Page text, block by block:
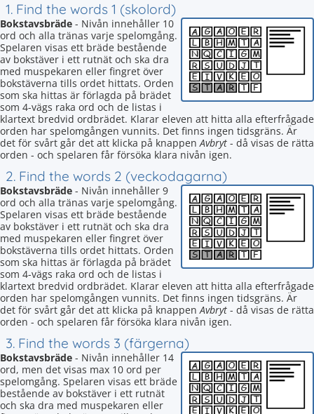
1. Find the words 1 (skolord)
Bokstavsbräde - Nivån innehåller 10
ord och alla tränas varje spelomgång.
Spelaren visas ett bräde bestående
av bokstäver i ett rutnät och ska dra
med muspekaren eller fingret över
bokstäverna tills ordet hittats. Orden
som ska hittas är förlagda på brädet
som 4-vägs raka ord och de listas i
klartext bredvid ordbrädet. Klarar eleven att hitta alla efterfrågade
orden har spelomgången vunnits. Det finns ingen tidsgräns. Är
det för svårt går det att klicka på knappenAvbryt - då visas de rätta
orden - och spelaren får försöka klara nivån igen.
2. Find the words 2 (veckodagarna)
Bokstavsbräde - Nivån innehåller 9
ord och alla tränas varje spelomgång.
Spelaren visas ett bräde bestående
av bokstäver i ett rutnät och ska dra
med muspekaren eller fingret över
bokstäverna tills ordet hittats. Orden
som ska hittas är förlagda på brädet
som 4-vägs raka ord och de listas i
klartext bredvid ordbrädet. Klarar eleven att hitta alla efterfrågade
orden har spelomgången vunnits. Det finns ingen tidsgräns. Är
det för svårt går det att klicka på knappenAvbryt - då visas de rätta
orden - och spelaren får försöka klara nivån igen.
3. Find the words 3 (färgerna)
Bokstavsbräde - Nivån innehåller 14
ord, men det visas max 10 ord per
spelomgång. Spelaren visas ett bräde
bestående av bokstäver i ett rutnät
och ska dra med muspekaren eller